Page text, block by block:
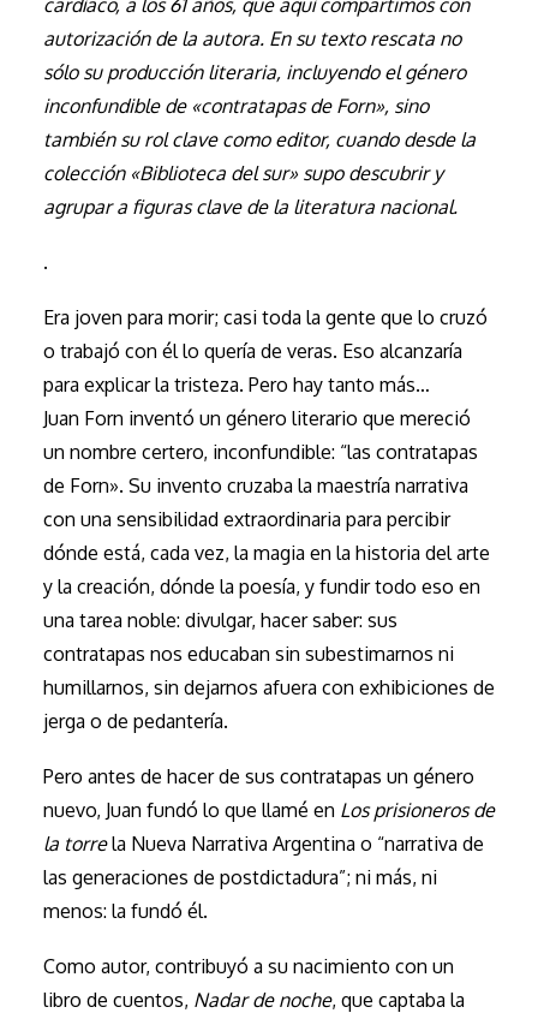
autorización de la autora. En su texto rescata no
sólo su producción literaria, incluyendo el género
inconfundible de «contratapas de Forn», sino
también su rol clave como editor, cuando desde la
colección «Biblioteca del sur» supo descubrir y
agrupar a figuras clave de la literatura nacional.
.
Era joven para morir; casi toda la gente que lo cruzó
o trabajó con él lo quería de veras. Eso alcanzaría
para explicar la tristeza. Pero hay tanto más…
Juan Forn inventó un género literario que mereció
un nombre certero, inconfundible: “las contratapas
de Forn». Su invento cruzaba la maestría narrativa
con una sensibilidad extraordinaria para percibir
dónde está, cada vez, la magia en la historia del arte
y la creación, dónde la poesía, y fundir todo eso en
una tarea noble: divulgar, hacer saber: sus
contratapas nos educaban sin subestimarnos ni
humillarnos, sin dejarnos afuera con exhibiciones de
jerga o de pedantería.
Pero antes de hacer de sus contratapas un género
nuevo, Juan fundó lo que llamé en Los prisioneros de
la torrela Nueva Narrativa Argentina o “narrativa de
las generaciones de postdictadura”; ni más, ni
menos: la fundó él.
Como autor, contribuyó a su nacimiento con un
libro de cuentos, Nadar de noche, que captaba la